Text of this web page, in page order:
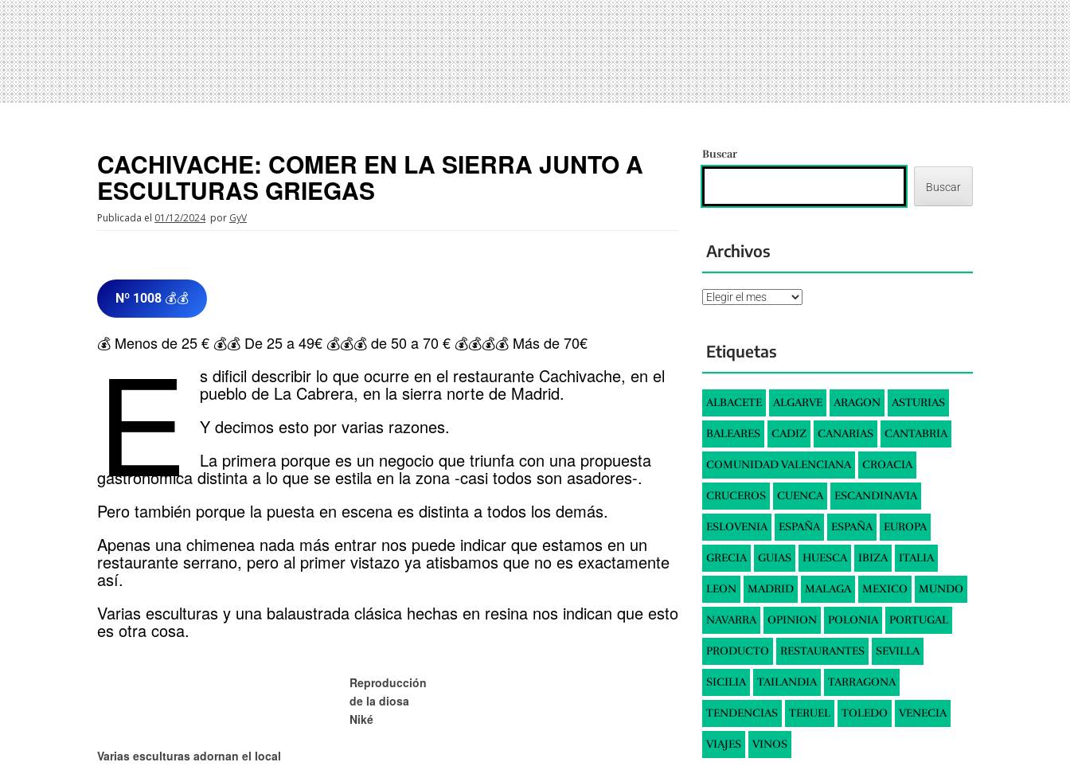
CACHIVACHE: COMER EN LA SIERRA JUNTO A
ESCULTURAS GRIEGAS
Publicada el 01/12/2024 por GyV
Nº 1008 💰💰
💰 Menos de 25 € 💰💰 De 25 a 49€ 💰💰💰 de 50 a 70 € 💰💰💰💰 Más de 70€
E s dificil describir lo que ocurre en el restaurante Cachivache, en el
pueblo de La Cabrera, en la sierra norte de Madrid.
Y decimos esto por varias razones.
La primera porque es un negocio que triunfa con una propuesta
gastronómica distinta a lo que se estila en la zona -casi todos son asadores-.
Pero también porque la puesta en escena es distinta a todos los demás.
Apenas una chimenea nada más entrar nos puede indicar que estamos en un
restaurante serrano, pero al primer vistazo ya atisbamos que no es exactamente
así.
Varias esculturas y una balaustrada clásica hechas en resina nos indican que esto
es otra cosa.
Reproducción
de la diosa
Niké
Varias esculturas adornan el local
Buscar
Buscar
Archivos
Archivos
Etiquetas
ALBACETE ALGARVE ARAGON ASTURIAS
BALEARES CADIZ CANARIAS CANTABRIA
COMUNIDAD VALENCIANA CROACIA
CRUCEROS CUENCA ESCANDINAVIA
ESLOVENIA ESPAÑA ESPAÑA EUROPA
GRECIA GUIAS HUESCA IBIZA ITALIA
LEON MADRID MALAGA MEXICO MUNDO
NAVARRA OPINION POLONIA PORTUGAL
PRODUCTO RESTAURANTES SEVILLA
SICILIA TAILANDIA TARRAGONA
TENDENCIAS TERUEL TOLEDO VENECIA
VIAJES VINOS